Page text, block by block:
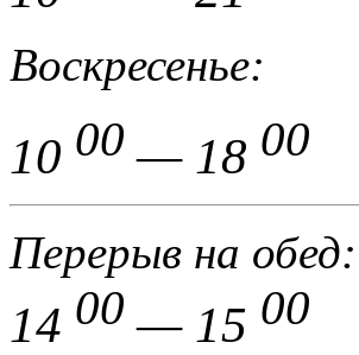
Воскресенье:
10 00 — 18 00
Перерыв на обед:
14 00 — 15 00